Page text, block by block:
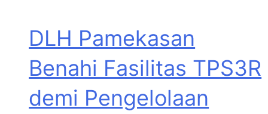
DLH Pamekasan
Benahi Fasilitas TPS3R
demi Pengelolaan